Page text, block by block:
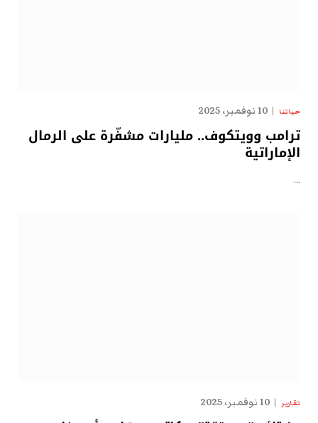
حياتنا 10 نوفمبر، 2025
ترامب وويتكوف.. مليارات مشفّرة على الرمال
الإماراتية
…
تقارير 10 نوفمبر، 2025